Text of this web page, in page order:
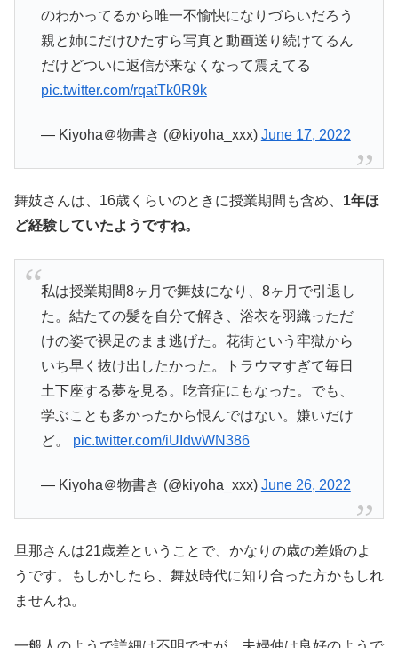
のわかってるから唯一不愉快になりづらいだろう
親と姉にだけひたすら写真と動画送り続けてるん
だけどついに返信が来なくなって震えてる
pic.twitter.com/rqatTk0R9k
— Kiyoha＠物書き (@kiyoha_xxx) June 17, 2022
舞妓さんは、16歳くらいのときに授業期間も含め、 1年ほ
ど経験していたようですね。
私は授業期間8ヶ月で舞妓になり、8ヶ月で引退し
た。結たての髪を自分で解き、浴衣を羽織っただ
けの姿で裸足のまま逃げた。花街という牢獄から
いち早く抜け出したかった。トラウマすぎて毎日
土下座する夢を見る。吃音症にもなった。でも、
学ぶことも多かったから恨んではない。嫌いだけ
ど。 pic.twitter.com/iUIdwWN386
— Kiyoha＠物書き (@kiyoha_xxx) June 26, 2022
旦那さんは21歳差ということで、かなりの歳の差婚のよ
うです。もしかしたら、舞妓時代に知り合った方かもしれ
ませんね。